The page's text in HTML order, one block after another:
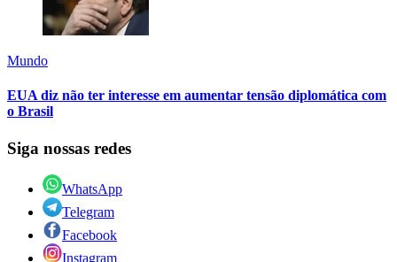
Mundo
EUA diz não ter interesse em aumentar tensão diplomática com
o Brasil
Siga nossas redes
WhatsApp
Telegram
Facebook
Instagram